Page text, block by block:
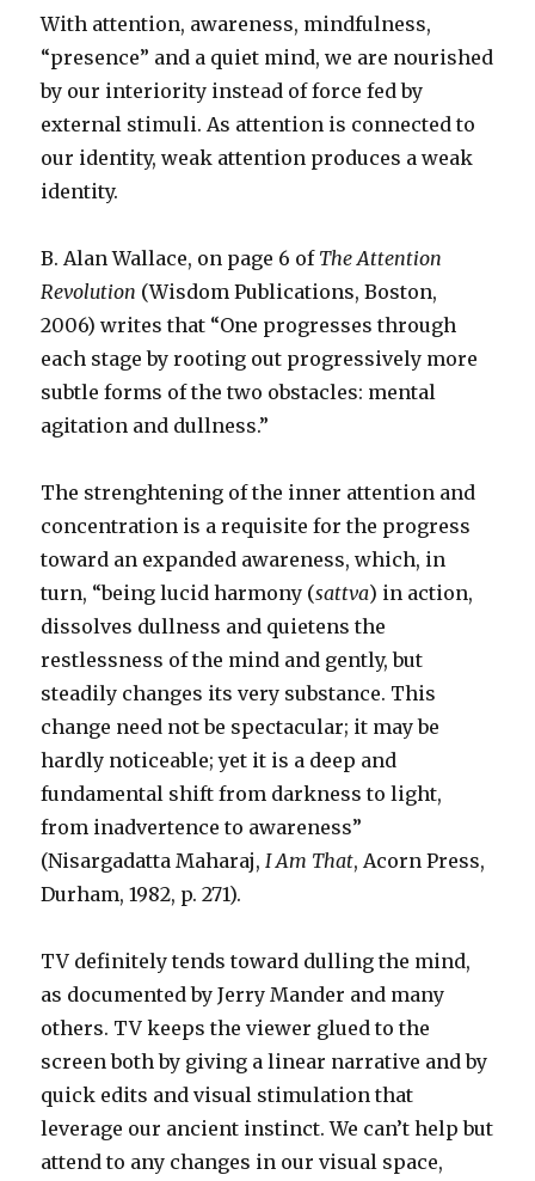
With attention, awareness, mindfulness,
“presence” and a quiet mind, we are nourished
by our interiority instead of force fed by
external stimuli. As attention is connected to
our identity, weak attention produces a weak
identity.
B. Alan Wallace, on page 6 of The Attention
Revolution (Wisdom Publications, Boston,
2006) writes that “One progresses through
each stage by rooting out progressively more
subtle forms of the two obstacles: mental
agitation and dullness.”
The strenghtening of the inner attention and
concentration is a requisite for the progress
toward an expanded awareness, which, in
turn, “being lucid harmony (sattva) in action,
dissolves dullness and quietens the
restlessness of the mind and gently, but
steadily changes its very substance. This
change need not be spectacular; it may be
hardly noticeable; yet it is a deep and
fundamental shift from darkness to light,
from inadvertence to awareness”
(Nisargadatta Maharaj, I Am That, Acorn Press,
Durham, 1982, p. 271).
TV definitely tends toward dulling the mind,
as documented by Jerry Mander and many
others. TV keeps the viewer glued to the
screen both by giving a linear narrative and by
quick edits and visual stimulation that
leverage our ancient instinct. We can’t help but
attend to any changes in our visual space,